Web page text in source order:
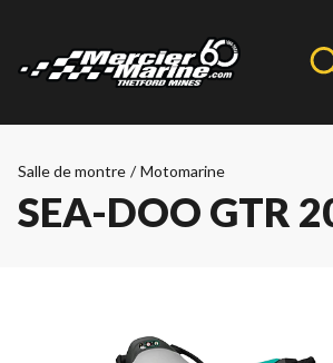
Salle de montre / Motomarine
SEA-DOO GTR